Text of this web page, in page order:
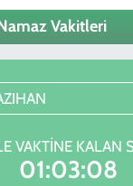
Vakitleri
VAKTINE KALAN
01:03:08